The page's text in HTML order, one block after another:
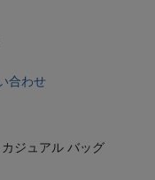
合わせ
ジュアル バッグ